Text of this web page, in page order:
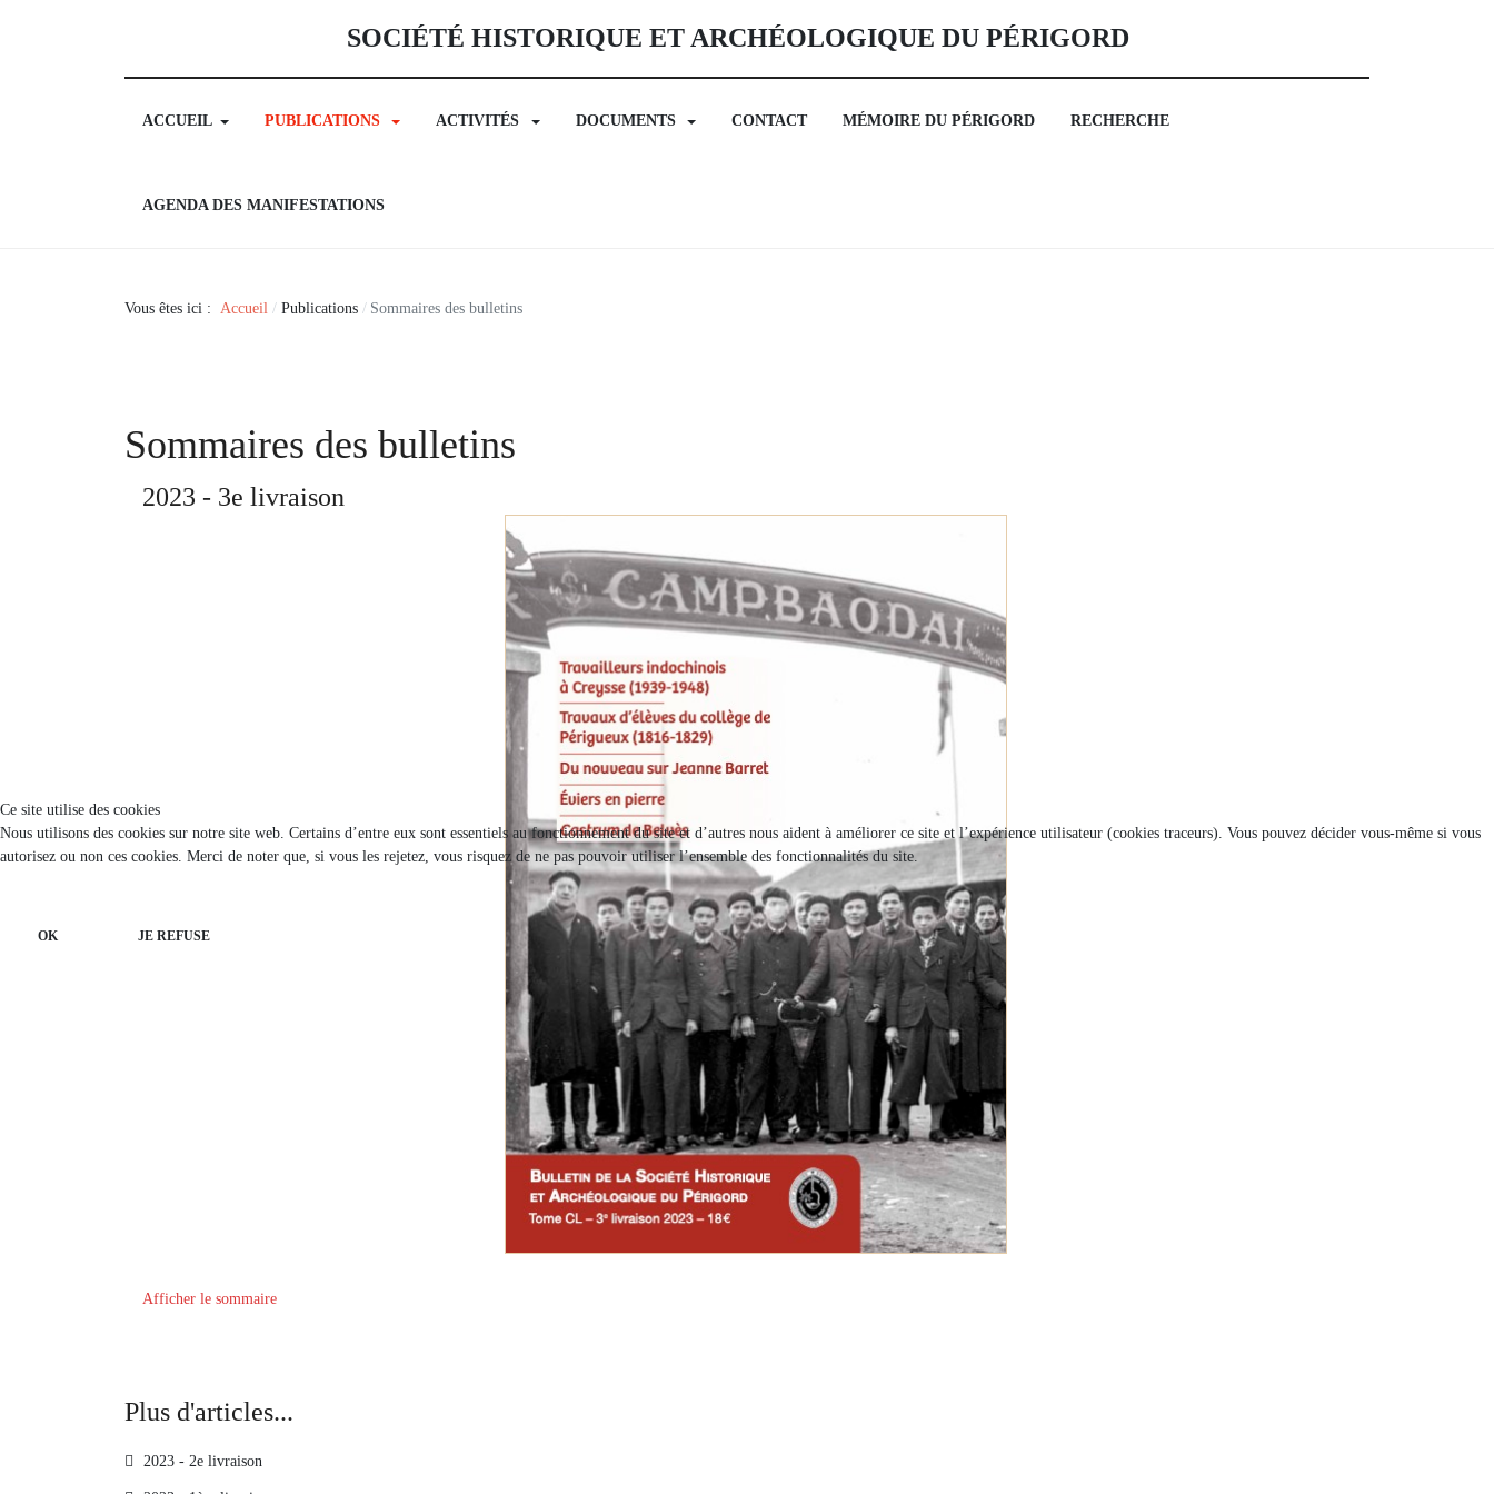
SOCIÉTÉ HISTORIQUE ET ARCHÉOLOGIQUE DU PÉRIGORD
ACCUEIL PUBLICATIONS ACTIVITÉS DOCUMENTS CONTACT MÉMOIRE DU PÉRIGORD RECHERCHE
AGENDA DES MANIFESTATIONS
Vous êtes ici : Accueil Publications Sommaires des bulletins
Sommaires des bulletins
2023 - 3e livraison
Afficher le sommaire
Plus d'articles...
2023 - 2e livraison
Ce site utilise des cookies
Nous utilisons des cookies sur notre site web. Certains d’entre eux sont essentiels au fonctionnement du site et d’autres nous aident à améliorer ce site et l’expérience utilisateur (cookies traceurs). Vous pouvez décider vous-même si vous
autorisez ou non ces cookies. Merci de noter que, si vous les rejetez, vous risquez de ne pas pouvoir utiliser l’ensemble des fonctionnalités du site.
OK JE REFUSE